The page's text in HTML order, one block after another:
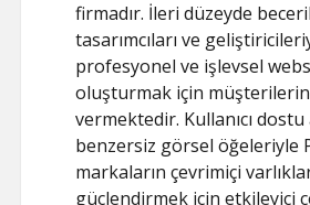
firmadır. İleri düzeyde
tasarımcıları ve
profesyonel ve işlevsel
oluşturmak için
vermektedir. Kullanıcı
benzersiz görsel öğeleriyle
markaların çevrimiçi
güçlendirmek için etkileyici